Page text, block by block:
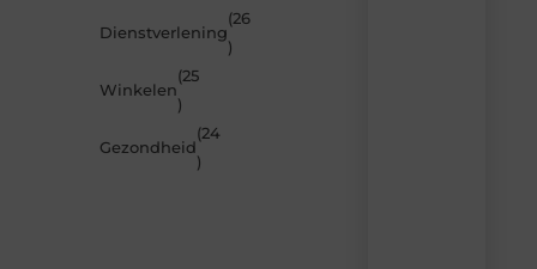
Dienstverlening
(26
)
Winkelen
(25
)
Gezondheid
(24
)